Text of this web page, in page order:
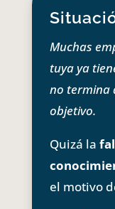
Muchas
tuya ya
no termina
objetivo.
Quizá la
el motivo